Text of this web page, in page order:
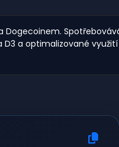
D3 a optimalizované